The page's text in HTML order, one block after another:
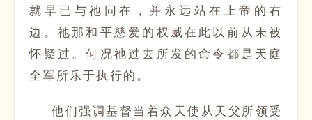
就早已与祂同在，并永远站在上帝的右
边。祂那和平慈爱的权威在此以前从未被
怀疑过。何况祂过去所发的命令都是天庭
全军所乐于执行的。
他们强调基督当着众天使从天父所领受